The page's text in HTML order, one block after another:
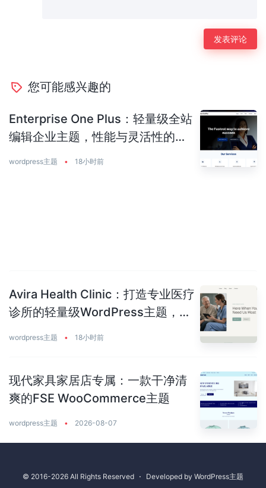
您可能感兴趣的
Enterprise One Plus：轻量级全站
编辑企业主题，性能与灵活性的完
wordpress主题 • 18小时前
Avira Health Clinic：打造专业医疗
诊所的轻量级WordPress主题，让
wordpress主题 • 18小时前
现代家具家居店专属：一款干净清
爽的FSE WooCommerce主题
wordpress主题 • 2026-08-07
© 2016-2026 All Rights Reserved ⋅ Developed by WordPress主题